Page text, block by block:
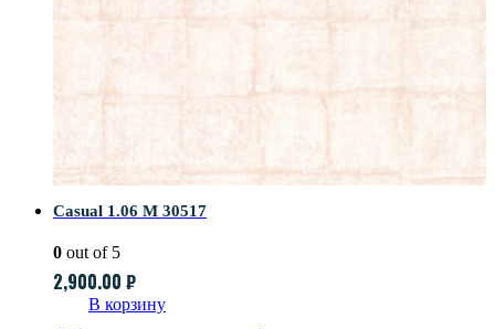
Casual 1.06 M 30517
0 out of 5
2,900.00 ₽
В корзину